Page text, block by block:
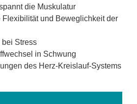
die Muskulatur
Flexibilität und Beweglichkeit der
bei Stress
in Schwung
des Herz-Kreislauf-Systems